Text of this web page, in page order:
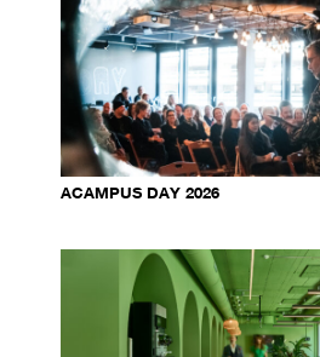
ACAMPUS DAY 2026